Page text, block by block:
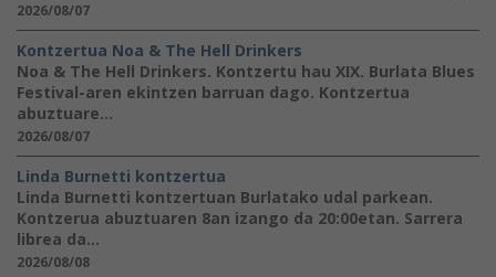
2026/08/07
Kontzertua Noa & The Hell Drinkers
Noa & The Hell Drinkers. Kontzertu hau XIX. Burlata Blues
Festival-aren ekintzen barruan dago. Kontzertua
abuztuare...
2026/08/07
Linda Burnetti kontzertua
Linda Burnetti kontzertuan Burlatako udal parkean.
Kontzerua abuztuaren 8an izango da 20:00etan. Sarrera
librea da...
2026/08/08